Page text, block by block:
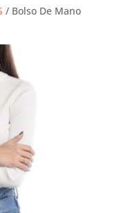
/ Bolso De Mano